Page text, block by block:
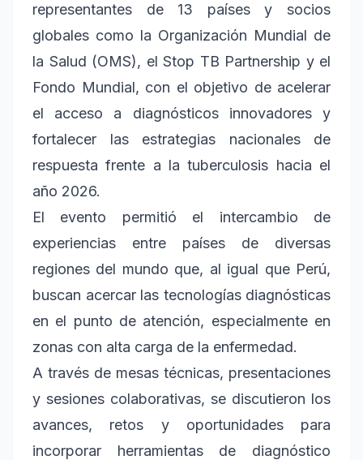
representantes de 13 países y socios
globales como la Organización Mundial de
la Salud (OMS), el Stop TB Partnership y el
Fondo Mundial, con el objetivo de acelerar
el acceso a diagnósticos innovadores y
fortalecer las estrategias nacionales de
respuesta frente a la tuberculosis hacia el
año 2026.
El evento permitió el intercambio de
experiencias entre países de diversas
regiones del mundo que, al igual que Perú,
buscan acercar las tecnologías diagnósticas
en el punto de atención, especialmente en
zonas con alta carga de la enfermedad.
A través de mesas técnicas, presentaciones
y sesiones colaborativas, se discutieron los
avances, retos y oportunidades para
incorporar herramientas de diagnóstico